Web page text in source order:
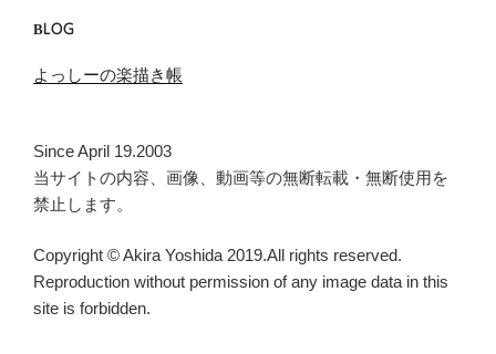
BLOG
よっしーの楽描き帳
Since April 19.2003
当サイトの内容、画像、動画等の無断転載・無断使用を
禁止します。
Copyright © Akira Yoshida 2019.All rights reserved.
Reproduction without permission of any image data in this
site is forbidden.